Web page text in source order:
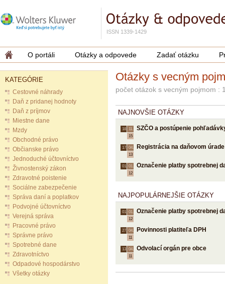
ISSN 1339-1429
O portáli Otázky a odpovede Zadať otázku
KATEGÓRIE
Cestovné náhrady
Daň z pridanej hodnoty
Daň z príjmov
Miestne dane
Mzdy
Obchodné právo
Občianske právo
Jednoduché účtovníctvo
Živnostenský zákon
Zdravotné poistenie
Sociálne zabezpečenie
Správa daní a poplatkov
Podvojné účtovníctvo
Verejná správa
Pracovné právo
Správne právo
Spotrebné dane
Zdravotníctvo
Odpadové hospodárstvo
Všetky otázky
Otázky s vecným
počet otázok s vecným pojmom :
NAJNOVŠIE OTÁZKY
18. 11.
15
SZČO a postúpenie
17. 04.
13
Registrácia na daňovom úrade
01. 01.
12
Označenie platby spotrebnej
NAJPOPULÁRNEJŠIE OTÁZKY
01. 01.
12
Označenie platby spotrebnej
27. 04.
11
Povinnosti platiteľa DPH
13. 04.
11
Odvolací orgán pre obce